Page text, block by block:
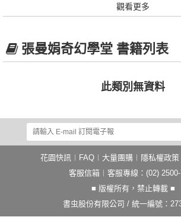
觀看更多
張曼娟奇幻學堂 書籍列表
此類別無資料
花園快訊 FAQ 大量團購 隱私權政策
客服信箱 ︱客服專線：(02)
■ 版權所有，禁止轉載 ■
書虫股份有限公司 / 統一編號：